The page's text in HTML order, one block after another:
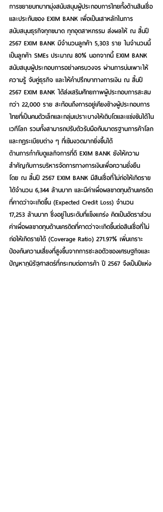
การขยายบทบาทมุ่งสนับสนุนผู้ประกอบการไทยทั้งด้านสินเชื่อ
และประกันของ EXIM BANK เพื่อเป็นเสาหลักในการ
สนับสนุนธุรกิจทุกขนาด ทุกอุตสาหกรรม ส่งผลให้ ณ สิ้นปี
2567 EXIM BANK มีจำนวนลูกค้า 5,303 ราย ในจำนวนนี้
เป็นลูกค้า SMEs ประมาณ 80% นอกจากนี้ EXIM BANK
สนับสนุนผู้ประกอบการอย่างครบวงจร ผ่านการบ่มเพาะให้
ความรู้ จับคู่ธุรกิจ และให้คำปรึกษาทางการเงิน ณ สิ้นปี
2567 EXIM BANK ได้ส่งเสริมศักยภาพผู้ประกอบการสะสม
กว่า 22,000 ราย สะท้อนถึงการอยู่เคียงข้างผู้ประกอบการ
ไทยที่เป็นคนตัวเล็กและกลุ่มเปราะบางให้เติบโตและแข่งขันได้ใน
เวทีโลก รวมทั้งสามารถปรับตัวรับมือกับมาตรฐานการค้าโลก
และกฎระเบียบต่าง ๆ ที่เข้มงวดมากยิ่งขึ้นได้
ด้านการกำกับดูแลกิจการที่ดี EXIM BANK ยังให้ความ
สำคัญกับการบริหารจัดการทางการเงินเพื่อความยั่งยืน
โดย ณ สิ้นปี 2567 EXIM BANK มีสินเชื่อที่ไม่ก่อให้เกิดราย
ได้จำนวน 6,344 ล้านบาท และมีค่าเผื่อผลขาดทุนด้านเครดิต
ที่คาดว่าจะเกิดขึ้น (Expected Credit Loss) จำนวน
17,253 ล้านบาท ซึ่งอยู่ในระดับที่แข็งแกร่ง คิดเป็นอัตราส่วน
ค่าเผื่อผลขาดทุนด้านเครดิตที่คาดว่าจะเกิดขึ้นต่อสินเชื่อที่ไม่
ก่อให้เกิดรายได้ (Coverage Ratio) 271.97% เพิ่มเกราะ
ป้องกันความเสี่ยงที่สูงขึ้นจากการชะลอตัวของเศรษฐกิจและ
ปัญหาภูมิรัฐศาสตร์ที่กระทบต่อการค้า ปี 2567 จึงเป็นปีแห่ง